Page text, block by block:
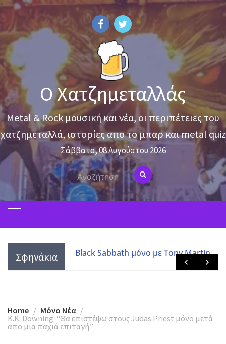
Skip
content
Ο Χατζημεταλλάς
Metal & Rock μουσική και νέα, οι περιπέτειες του
χατζημεταλλά, ιστορίες απο το μπαρ και metal quiz
Σάββατο, 08 Αυγούστου 2026
Search
for:
Σφηνάκια
με τις
μελών
Black Sabbath μόνο με Tony Martin
Home
Mόνο Νέα
K.K. Downing: “Θα επιστέψω στους Judas Priest μόνο μετά
απο μια παχιά επιταγή”